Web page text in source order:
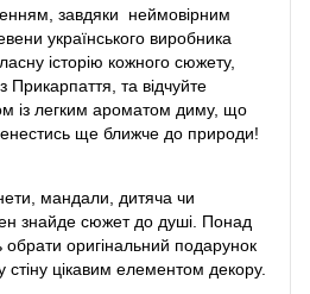
завдяки неймовірним
українського виробника
історію кожного сюжету,
Прикарпаття, та відчуйте
із легким ароматом диму, що
ще ближче до природи!
мандали, дитяча чи
знайде сюжет до душі. Понад
обрати оригінальний подарунок
цікавим елементом декору.